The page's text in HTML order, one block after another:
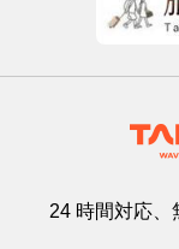
24 時間対応、